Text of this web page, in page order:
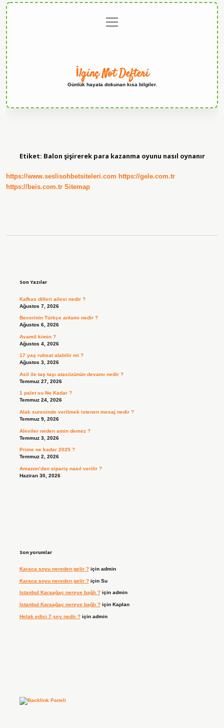
menüyü
aç
İlginç Not Defteri
Günlük hayata dokunan kısa bilgiler.
Etiket: Balon şişirerek para kazanma oyunu nasıl oynanır
https://www.seslisohbetsiteleri.com https://gele.com.tr
https://beis.com.tr Sitemap
Son Yazılar
Kafkas dilleri ailesi nedir ?
Ağustos 7, 2026
Becerinin Türkçe anlamı nedir ?
Ağustos 6, 2026
Avamil kimin ?
Ağustos 4, 2026
17 yaş ruhsat alabilir mi ?
Ağustos 3, 2026
Asil ile taş taşı atasözünün devamı nedir ?
Temmuz 27, 2026
1 palet su Ne Kadar ?
Temmuz 24, 2026
Alak suresinde verilmek istenen mesaj nedir ?
Temmuz 9, 2026
Aleviler neden amin demez ?
Temmuz 3, 2026
Prime ne kadar 2025 ?
Temmuz 2, 2026
Amazon’dan sipariş nasıl verilir ?
Haziran 30, 2026
Son yorumlar
Karaca soyu nereden gelir ?için admin
Karaca soyu nereden gelir ?için Su
Istanbul Karaağaç nereye bağlı ?için admin
Istanbul Karaağaç nereye bağlı ?için Kaplan
Helak edici 7 şey nedir ?için admin